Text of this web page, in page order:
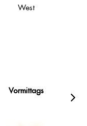
West
Vormittags